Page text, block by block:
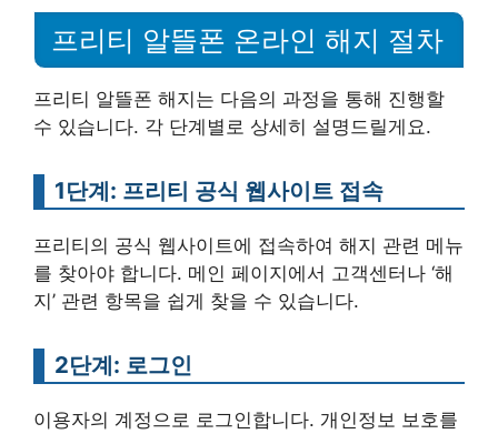
프리티 알뜰폰 온라인 해지 절차
프리티 알뜰폰 해지는 다음의 과정을 통해 진행할
수 있습니다. 각 단계별로 상세히 설명드릴게요.
1단계: 프리티 공식 웹사이트 접속
프리티의 공식 웹사이트에 접속하여 해지 관련 메뉴
를 찾아야 합니다. 메인 페이지에서 고객센터나 ‘해
지’ 관련 항목을 쉽게 찾을 수 있습니다.
2단계: 로그인
이용자의 계정으로 로그인합니다. 개인정보 보호를